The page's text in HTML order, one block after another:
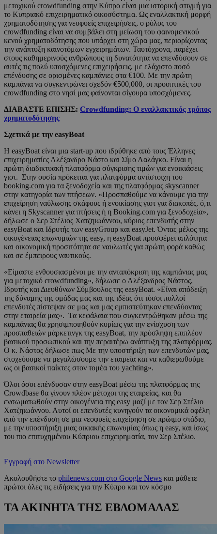
μετοχικού crowdfunding στην Κύπρο είναι μια ιστορική στιγμή για
το Κυπριακό επιχειρηματικό οικοσύστημα. Ως εναλλακτική μορφή
χρηματοδότησης για νεοφυείς επιχειρήσεις, ο ρόλος του
crowdfunding είναι να συμβάλει στη μείωση του φαινομενικού
κενού χρηματοδότησης που υπάρχει στη χώρα μας, περιορίζοντας
την ανάπτυξη καινοτόμων εγχειρημάτων. Ταυτόχρονα, παρέχει
στους καθημερινούς ανθρώπους τη δυνατότητα να επενδύσουν σε
αυτές τις πολύ υποσχόμενες επιχειρήσεις, με ελάχιστο ποσό
επένδυσης σε ορισμένες καμπάνιες στα €100. Με την πρώτη
καμπάνια να συγκεντρώνει σχεδόν €500,000, οι προοπτικές του
crowdfunding στο νησί μας φαίνονται σίγουρα υποσχόμενες.
ΔΙΑΒΑΣΤΕ ΕΠΙΣΗΣ: Crowdfunding: O εναλλακτικός τρόπος
χρηματοδότησης
Σχετικά με την easyBoat
Η easyBoat είναι μια start-up που ιδρύθηκε από τους Έλληνες
επιχειρηματίες Αλέξανδρο Νάστο και Σίμο Λαλάγκο. Είναι η
πρώτη διαδικτυακή πλατφόρμα σύγκρισης τιμών για ενοικιάσεις
γιοτ. Στην ουσία πρόκειται για πλατφόρμα αντίστοιχη του
booking.com για τα ξενοδοχεία και της πλατφόρμας skyscanner
στην κατηγορία των πτήσεων. «Προσπαθούμε να κάνουμε για την
επιχείρηση ναύλωσης σκάφους ή ενοικίασης γιοτ για διακοπές, ό,τι
κάνει η Skyscanner για πτήσεις ή η Booking.com για ξενοδοχεία»,
δήλωσε ο Σερ Στέλιος Χατζηιωάννου, κύριος επενδυτής στην
easyBoat και Ιδρυτής των easyGroup και easyJet. Όντας μέλος της
οικογένειας επωνυμιών της easy, η easyBoat προσφέρει απλότητα
και οικονομική προσιτότητα σε ναυλωτές για πρώτη φορά καθώς
και σε έμπειρους ναυτικούς.
«Είμαστε ενθουσιασμένοι με την ανταπόκριση της καμπάνιας μας
για μετοχικό crowdfunding», δήλωσε ο Αλέξανδρος Νάστος,
Ιδρυτής και Διευθύνων Σύμβουλος της easyBoat. «Είναι απόδειξη
της δύναμης της ομάδας μας και της ιδέας ότι τόσοι πολλοί
επενδυτές πίστεψαν σε μας και μας εμπιστεύτηκαν επενδύοντας
στην εταιρεία μας». Τα κεφάλαια που συγκεντρώθηκαν μέσω της
καμπάνιας θα χρησιμποιηθούν κυρίως για την ενίσχυση των
προσπαθειών μάρκετινγκ της easyBoat, την πρόσληψη επιπλέον
βασικού προσωπικού και την περαιτέρω ανάπτυξη της πλατφόρμας.
Ο κ. Νάστος δήλωσε πως Με την υποστήριξη των επενδυτών μας,
στοχεύουμε να μεγαλώσουμε την εταιρεία και να καθιερωθούμε
ως οι βασικοί παίκτες στον τομέα του yachting».
Όλοι όσοι επένδυσαν στην easyBoat μέσω της πλατφόρμας της
Crowdbase θα γίνουν πλέον μέτοχοι της εταιρείας, και θα
ενσωματωθούν στην οικογένεια της easy μαζί με τον Σερ Στέλιο
Χατζηιωάννου. Αυτοί οι επενδυτές κυνηγούν τα οικονομικά οφέλη
από την επένδυση σε μια νεοφυείς επιχείρηση σε πρώιμο στάδιο,
με την υποστήριξη μιας οικιακής επωνυμίας όπως η easy, και ίσως
του πιο επιτυχημένου Κύπριου επιχειρηματία, τον Σερ Στέλιο.
Εγγραφή στο Newsletter
Ακολουθήστε το philenews.com στο Google News και μάθετε
πρώτοι όλες τις ειδήσεις για την Κύπρο και τον κόσμο
ΤΑ ΑΚΙΝΗΤΑ ΤΗΣ ΕΒΔΟΜΑΔΑΣ